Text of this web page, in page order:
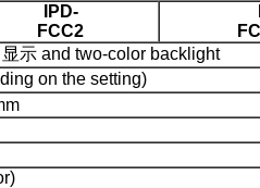
IPD-
FCC2
示 and two-color backlight
on the setting)